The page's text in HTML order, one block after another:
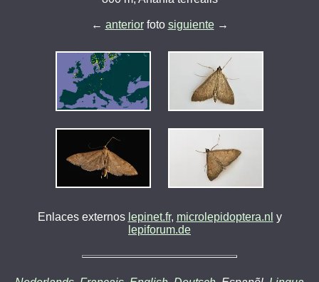
← anteriorfoto siguiente→
Enlaces externos lepinet.fr, microlepidoptera.nl y
lepiforum.de